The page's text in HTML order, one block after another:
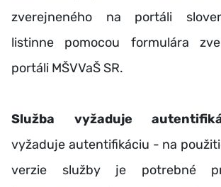
zverejneného na portáli
listinne pomocou formulára
portáli MŠVVaŠ SR.
Služba vyžaduje
vyžaduje autentifikáciu - na
verzie služby je potrebné